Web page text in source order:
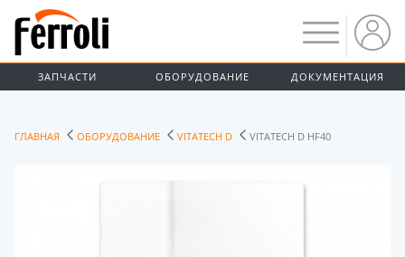
ЗАПЧАСТИ ОБОРУДОВАНИЕ ДОКУМЕНТАЦИЯ
ГЛАВНАЯ ОБОРУДОВАНИЕ VITATECH D VITATECH D HF40